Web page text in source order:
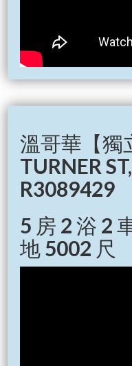
溫哥華【獨
TURNER
R3089429
5 房 2 浴 2
地 5002 尺